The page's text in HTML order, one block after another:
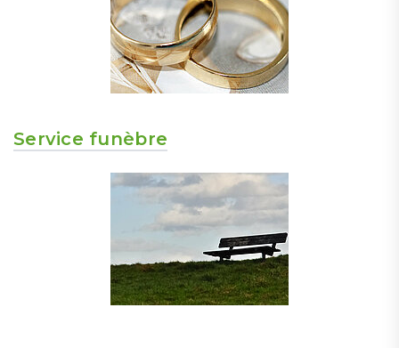
Service funèbre